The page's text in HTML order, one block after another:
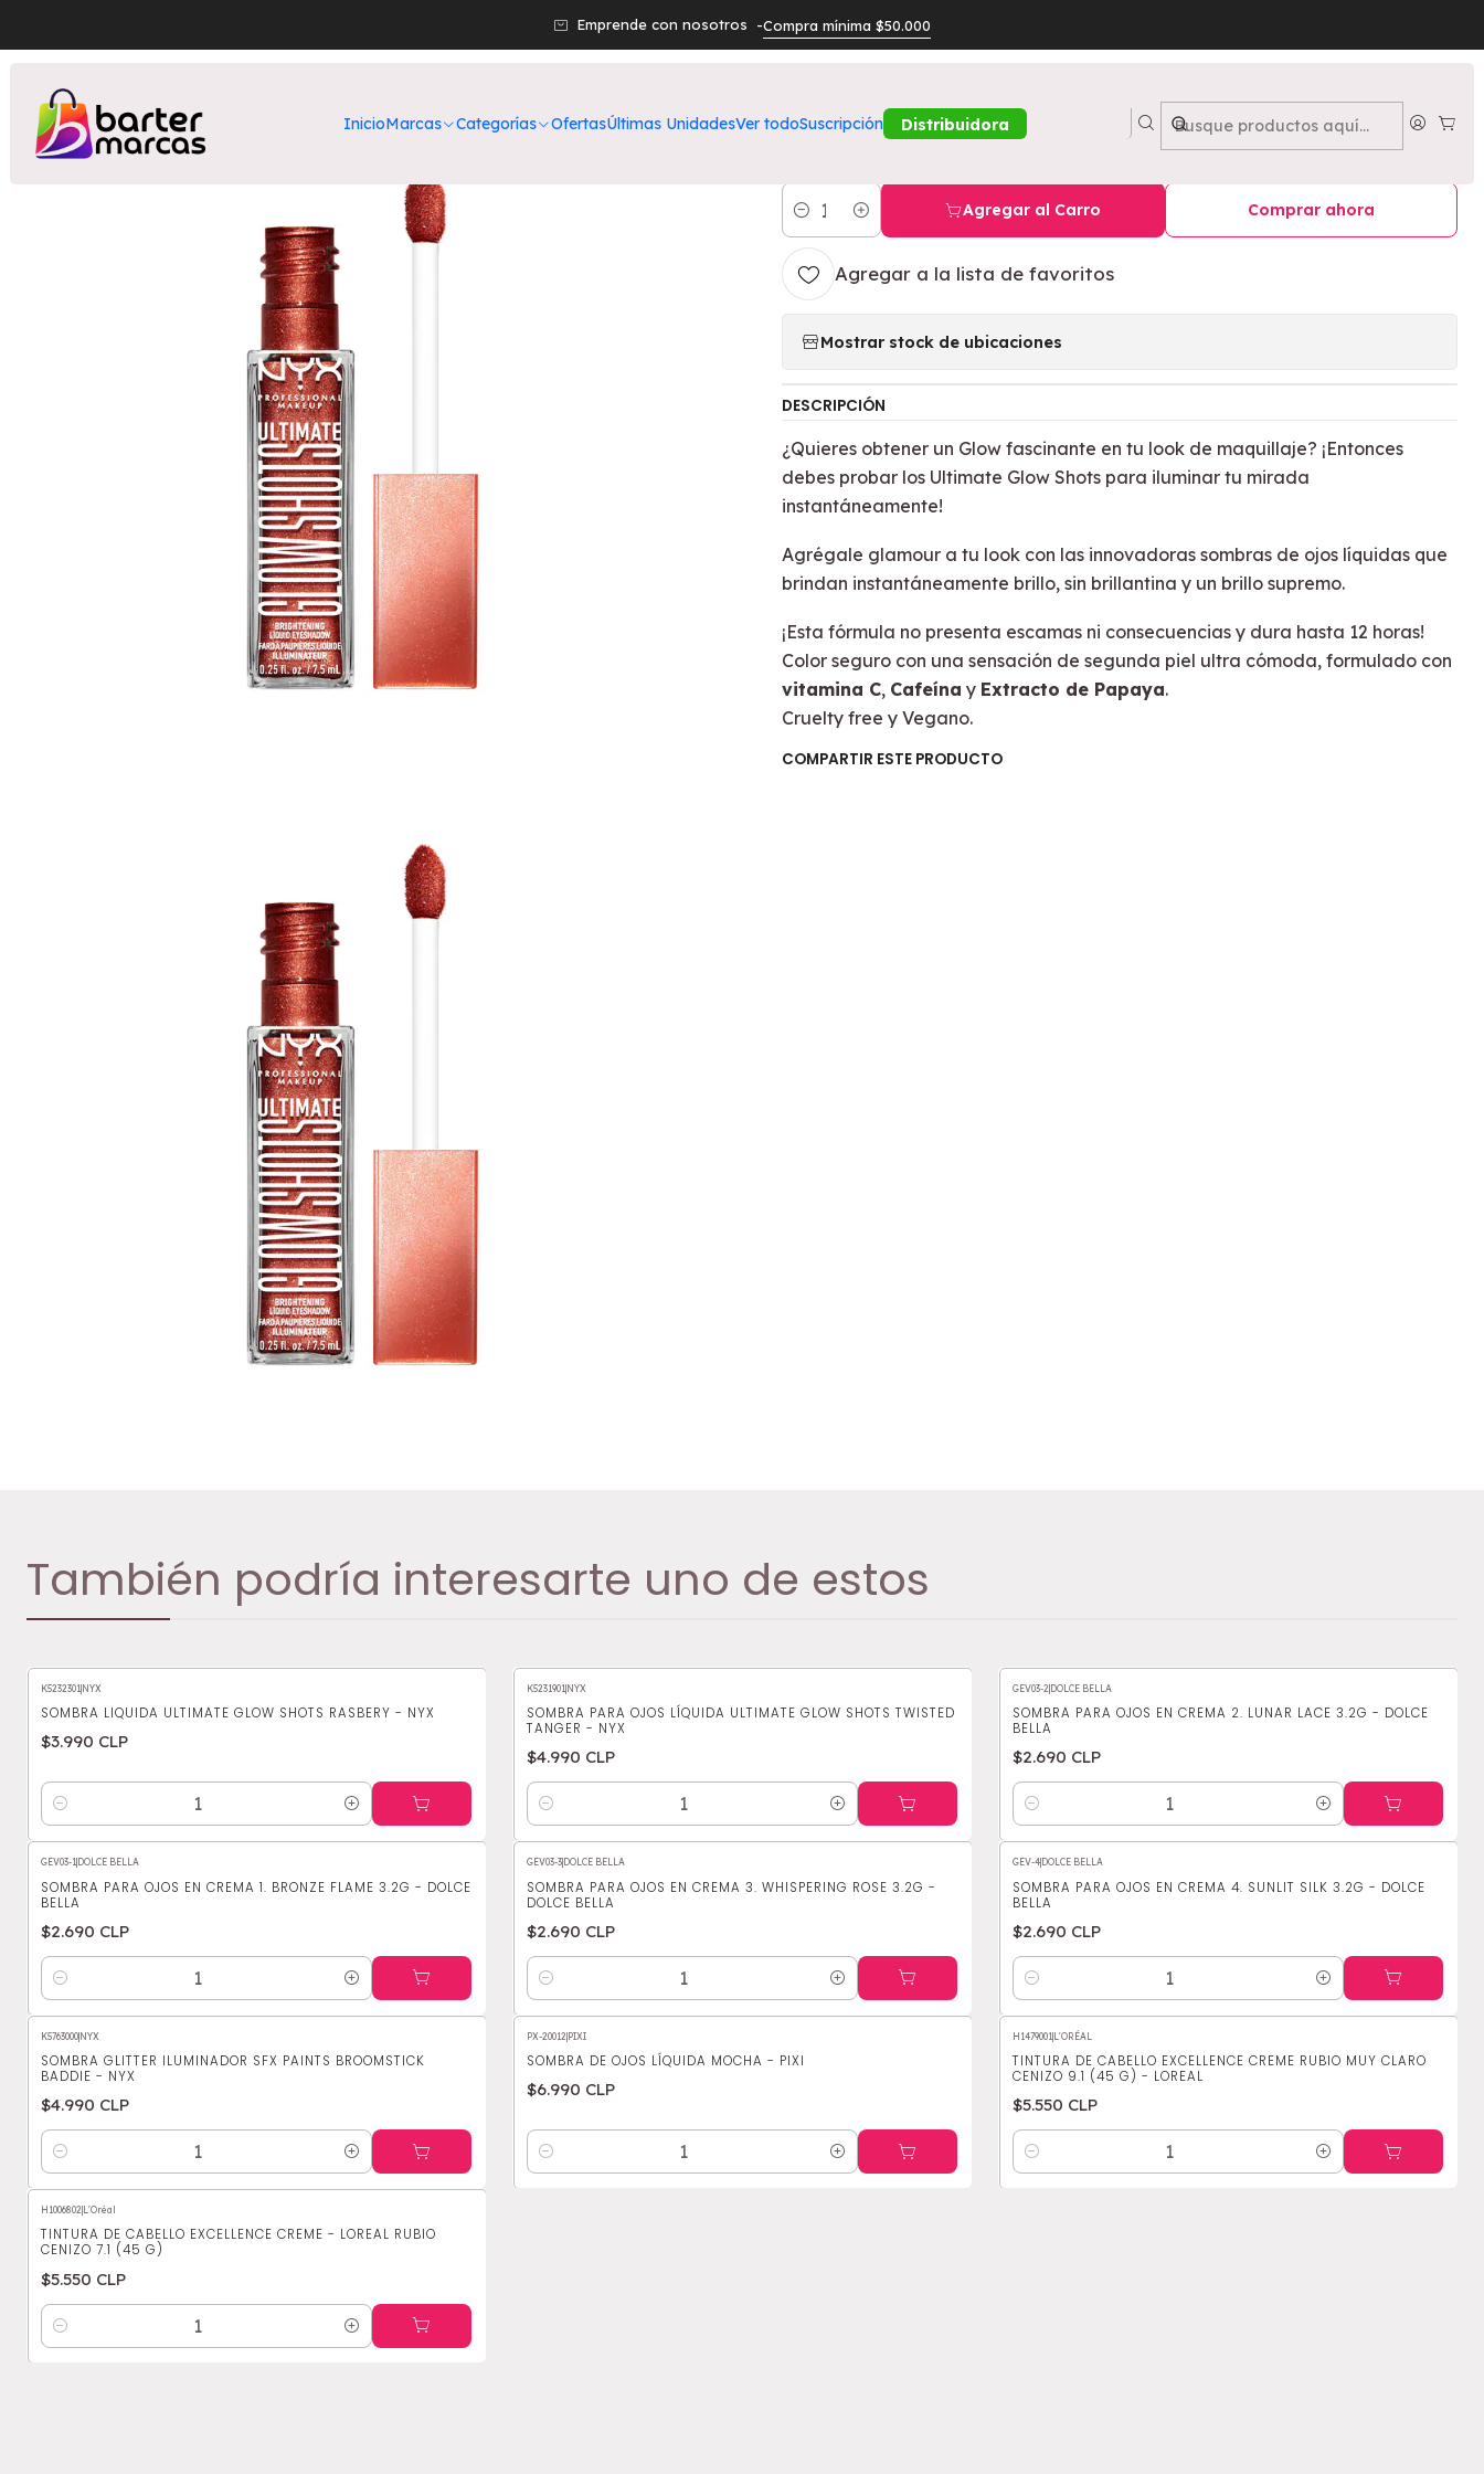
InicioMarcas Categorías OfertasÚltimas UnidadesVer todoSuscripción Distribuidora
Emprende con nosotros -Compra mínima $50.000
Belleza Ojos Especial Ojos Sombra Líquida Ultimate Glow Shots Clementine Fine - NYX
Sombra Líquida Ultimate Glow Shots
Clementine Fine - NYX
Cantidad
Agregar al Carro Comprar ahora
Agregar a la lista de favoritos
Mostrar stock de ubicaciones
DESCRIPCIÓN
¿Quieres obtener un Glow fascinante en tu look de maquillaje? ¡Entonces
debes probar los Ultimate Glow Shots para iluminar tu mirada
instantáneamente!
Agrégale glamour a tu look con las innovadoras sombras de ojos líquidas que
brindan instantáneamente brillo, sin brillantina y un brillo supremo.
¡Esta fórmula no presenta escamas ni consecuencias y dura hasta 12 horas!
Color seguro con una sensación de segunda piel ultra cómoda, formulado con
vitamina C, Cafeína y Extracto de Papaya.
Cruelty free y Vegano.
COMPARTIR ESTE PRODUCTO
También podría interesarte uno de estos
K5232301 NYX
SOMBRA LIQUIDA ULTIMATE GLOW SHOTS RASBERY - NYX
$3.990 CLP
Cantidad
K5231901| NYX
SOMBRA PARA OJOS LÍQUIDA ULTIMATE GLOW SHOTS TWISTED
TANGER - NYX
$4.990 CLP
Cantidad
GEV03-2 DOLCE BELLA
SOMBRA PARA OJOS EN CREMA 2. LUNAR LACE 3.2G - DOLCE
BELLA
$2.690 CLP
Cantidad
GEV03-1 DOLCE BELLA
SOMBRA PARA OJOS EN CREMA 1. BRONZE FLAME 3.2G - DOLCE
BELLA
$2.690 CLP
Cantidad
GEV03-3| DOLCE BELLA
SOMBRA PARA OJOS EN CREMA 3. WHISPERING ROSE 3.2G -
DOLCE BELLA
$2.690 CLP
Cantidad
GEV-4| DOLCE BELLA
SOMBRA PARA OJOS EN CREMA 4. SUNLIT SILK 3.2G - DOLCE
BELLA
$2.690 CLP
Cantidad
K5763000 NYX
SOMBRA GLITTER ILUMINADOR SFX PAINTS BROOMSTICK
BADDIE - NYX
$4.990 CLP
Cantidad
PX-20012 PIXI
SOMBRA DE OJOS LÍQUIDA MOCHA - PIXI
$6.990 CLP
Cantidad
H1479001 L'ORÉAL
TINTURA DE CABELLO EXCELLENCE CREME RUBIO MUY CLARO
CENIZO 9.1 (45 G) - LOREAL
$5.550 CLP
Cantidad
H1006802 L'Oréal
TINTURA DE CABELLO EXCELLENCE CREME - LOREAL RUBIO
CENIZO 7.1 (45 G)
$5.550 CLP
Cantidad